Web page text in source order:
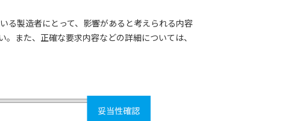
る製造者にとって、影響があると考えられる内容
また、正確な要求内容などの詳細については、